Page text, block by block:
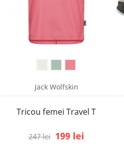
Jack Wolfskin
Tricou femei Travel T
247 lei 199 lei